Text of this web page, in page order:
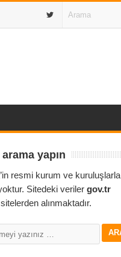
yapın
resmi kurum ve kuruluşlarla
Sitedeki veriler gov.tr
alınmaktadır.